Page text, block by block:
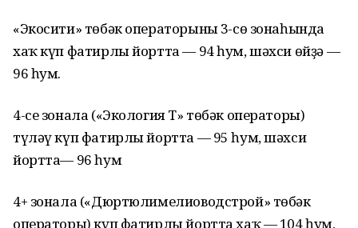
«Экосити» төбәк операторының 3-сө зонаһында
хаҡ күп фатирлы йортта — 94 һум, шәхси өйҙә —
96 һум.
4-се зонала («Экология Т» төбәк операторы)
түләү күп фатирлы йортта — 95 һум, шәхси
йортта— 96 һум
4+ зонала («Дюртюлимелиоводстрой» төбәк
операторы) күп фатирлы йортта хаҡ — 104 һум,